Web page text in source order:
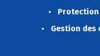
Protection
Gestion des